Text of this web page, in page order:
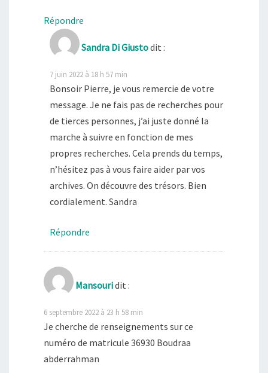
Répondre
Sandra Di Giustodit :
7 juin 2022 à 18 h 57 min
Bonsoir Pierre, je vous remercie de votre
message. Je ne fais pas de recherches pour
de tierces personnes, j’ai juste donné la
marche à suivre en fonction de mes
propres recherches. Cela prends du temps,
n’hésitez pas à vous faire aider par vos
archives. On découvre des trésors. Bien
cordialement. Sandra
Répondre
Mansouridit :
6 septembre 2022 à 23 h 58 min
Je cherche de renseignements sur ce
numéro de matricule 36930 Boudraa
abderrahman